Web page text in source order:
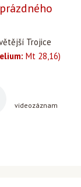
Trojice
Mt 28,16)
videozáznam